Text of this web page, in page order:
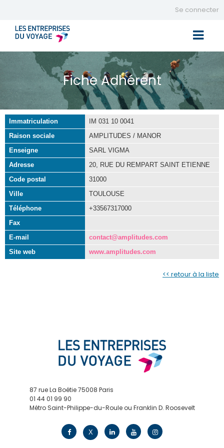
Se connecter
Fiche Adhérent
Immatriculation
IM 031 10 0041
Raison sociale
AMPLITUDES / MANOR
Enseigne
SARL VIGMA
Adresse
20, RUE DU REMPART SAINT ETIENNE
Code postal
31000
Ville
TOULOUSE
Téléphone
+33567317000
Fax
E-mail
contact@amplitudes.com
Site web
www.amplitudes.com
<< retour à la liste
87 rue La Boétie 75008 Paris
01 44 01 99 90
Métro Saint-Philippe-du-Roule ou Franklin D. Roosevelt
X